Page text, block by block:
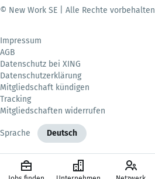
© New Work SE | Alle Rechte vorbehalten
Impressum
AGB
Datenschutz bei XING
Datenschutzerklärung
Mitgliedschaft kündigen
Tracking
Mitgliedschaften widerrufen
Sprache Deutsch